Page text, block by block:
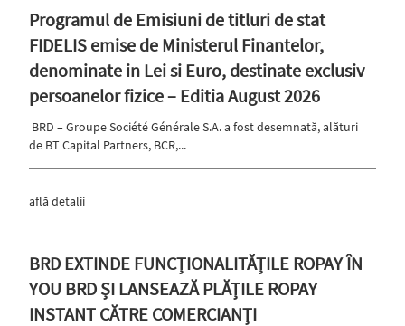
Programul de Emisiuni de titluri de stat
FIDELIS emise de Ministerul Finantelor,
denominate in Lei si Euro, destinate exclusiv
persoanelor fizice – Editia August 2026
BRD – Groupe Société Générale S.A. a fost desemnată, alături
de BT Capital Partners, BCR,...
află detalii
BRD EXTINDE FUNCȚIONALITĂȚILE ROPAY ÎN
YOU BRD ȘI LANSEAZĂ PLĂȚILE ROPAY
INSTANT CĂTRE COMERCIANȚI